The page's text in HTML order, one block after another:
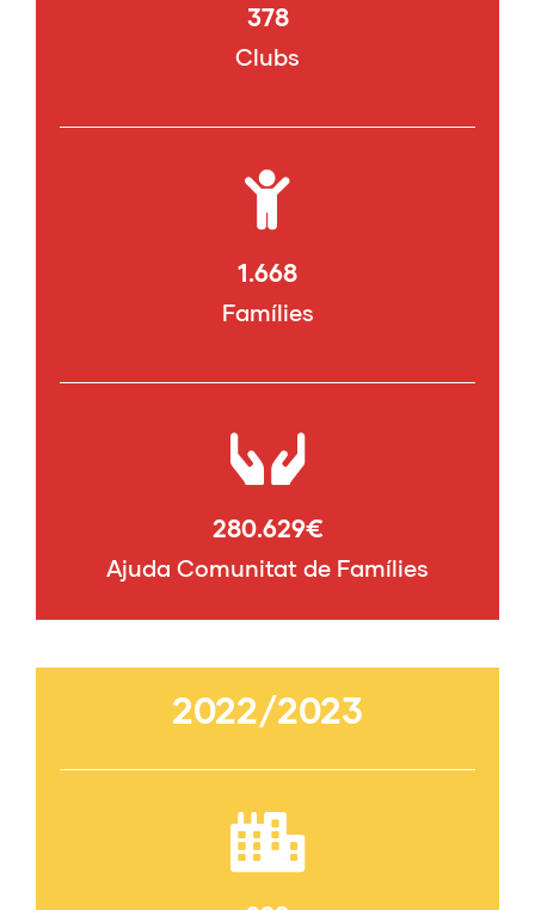
Clubs
378
Famílies
1.668
Ajuda Comunitat de Famílies
280.629€
2022/2023